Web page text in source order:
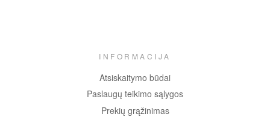
INFORMACIJA
Atsiskaitymo būdai
Paslaugų teikimo sąlygos
Prekių grąžinimas